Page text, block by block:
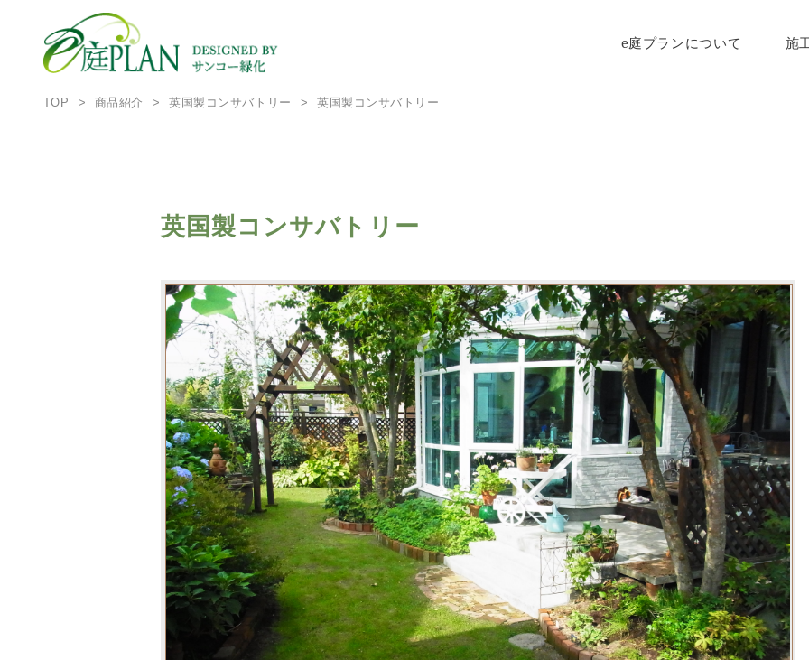
e庭プランについて 施
TOP 商品紹介 英国製コンサバトリー 英国製コンサバトリー
英国製コンサバトリー